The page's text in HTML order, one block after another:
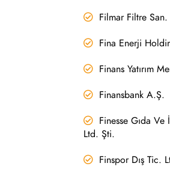
Filmar Filtre
Fina Enerji
Finans Yatırım
Finansbank A.Ş.
Finesse Gıda
Ltd. Şti.
Finspor Dış Tic.